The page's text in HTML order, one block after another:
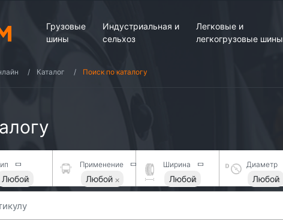
Грузовые
шины
Индустриальная и
сельхоз
Легковые и
легкогрузовые шины
Каталог Поиск по каталогу
Любой
Применение
Любой
Ширина
Любой
Диаметр
Любой